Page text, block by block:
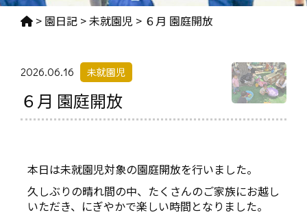
> 園日記 >未就園児 > ６月 園庭開放
2026.06.16 未就園児
６月 園庭開放
本日は未就園児対象の園庭開放を行いました。
久しぶりの晴れ間の中、たくさんのご家族にお越し
いただき、にぎやかで楽しい時間となりました。